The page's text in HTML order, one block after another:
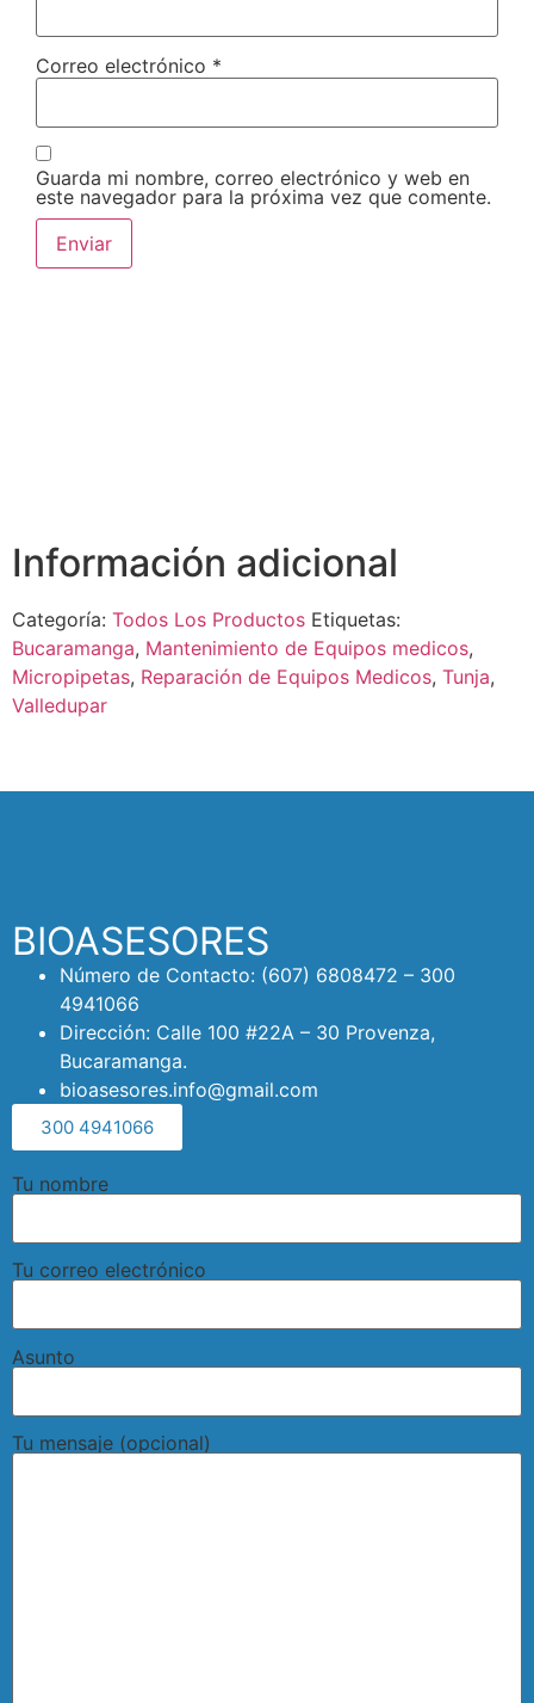
Correo electrónico *
Guarda mi nombre, correo electrónico y web en
este navegador para la próxima vez que comente.
Información adicional
Categoría: Todos Los Productos Etiquetas:
Bucaramanga, Mantenimiento de Equipos medicos,
Micropipetas, Reparación de Equipos Medicos, Tunja,
Valledupar
BIOASESORES
Número de Contacto: (607) 6808472 – 300
4941066
Dirección: Calle 100 #22A – 30 Provenza,
Bucaramanga.
bioasesores.info@gmail.com
300 4941066
Tu nombre
Tu correo electrónico
Asunto
Tu mensaje (opcional)